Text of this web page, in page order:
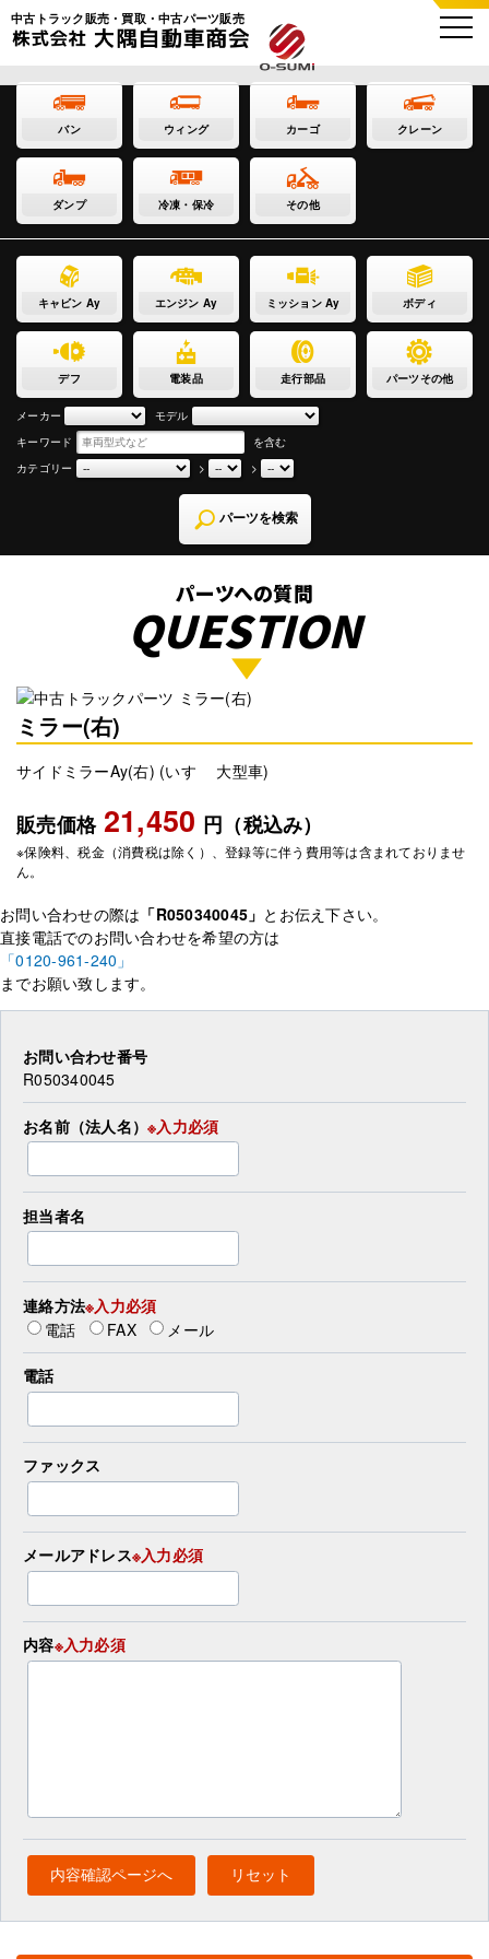
中古トラック販売・買取・中古パーツ販売
バン ウィング カーゴ クレーン
ダンプ 冷凍・保冷 その他
キャビン Ay エンジン Ay ミッション Ay ボディ
デフ 電装品 走行部品 パーツその他
メーカー
モデル
キーワード
を含む
カテゴリー
> >
パーツを検索
パーツへの質問
QUESTION
ミラー(右)
サイドミラーAy(右) (いすゞ 大型車)
販売価格 21,450 円（税込み）
※保険料、税金（消費税は除く）、登録等に伴う費用等は含まれておりませ
ん。
お問い合わせの際は 「R050340045」 とお伝え下さい。
直接電話でのお問い合わせを希望の方は
「0120-961-240」
までお願い致します。
お問い合わせ番号
R050340045
お名前（法人名） ※入力必須
担当者名
連絡方法※入力必須
電話
FAX メール
電話
ファックス
メールアドレス※入力必須
内容※入力必須